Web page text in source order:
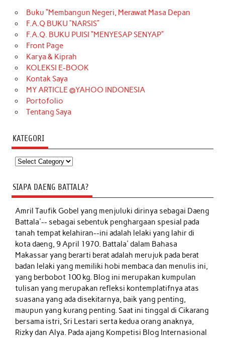
Buku “Membangun Negeri, Merawat Masa Depan
F.A.Q BUKU “NARSIS”
F.A.Q. BUKU PUISI “MENYESAP SENYAP”
Front Page
Karya & Kiprah
KOLEKSI E-BOOK
Kontak Saya
MY ARTICLE @YAHOO INDONESIA
Portofolio
Tentang Saya
KATEGORI
Kategori
SIAPA DAENG BATTALA?
Amril Taufik Gobelyang menjuluki dirinya sebagai Daeng
Battala'-- sebagai sebentuk penghargaan spesial pada
tanah tempat kelahiran--ini adalah lelaki yang lahir di
kota daeng, 9 April 1970. Battala' dalam Bahasa
Makassar yang berarti berat adalah merujuk pada berat
badan lelaki yang memiliki hobi membaca dan menulis ini,
yang berbobot 100 kg. Blog ini merupakan kumpulan
tulisan yang merupakan refleksi kontemplatifnya atas
suasana yang ada disekitarnya, baik yang penting,
maupun yang kurang penting. Saat ini tinggal di Cikarang
bersama istri, Sri Lestari serta kedua orang anaknya,
Rizky dan Alya. Pada ajang Kompetisi Blog Internasional